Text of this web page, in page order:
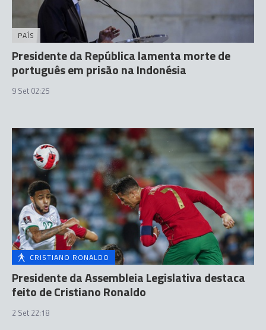
PAÍS
Presidente da República lamenta morte de
português em prisão na Indonésia
9 Set 02:25
CRISTIANO RONALDO
Presidente da Assembleia Legislativa destaca
feito de Cristiano Ronaldo
2 Set 22:18